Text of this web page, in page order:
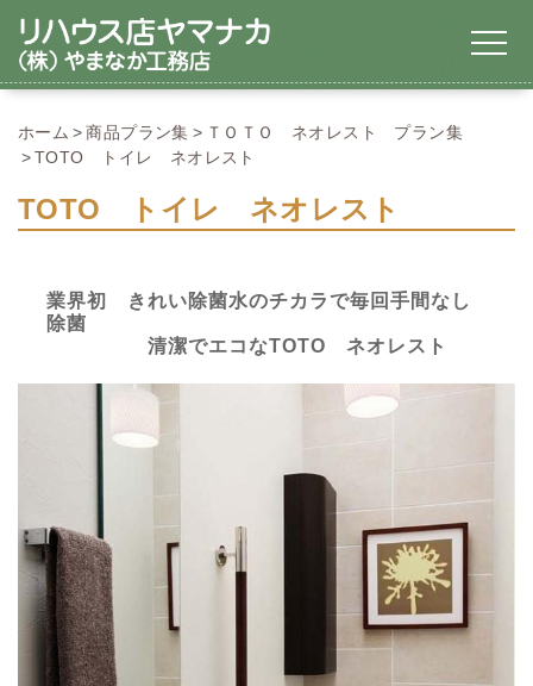
ホーム 商品プラン集
ＴＯＴＯ ネオレスト プラン集
TOTO トイレ ネオレスト
TOTO トイレ ネオレスト
業界初 きれい除菌水のチカラで毎回手間なし
除菌
清潔でエコなTOTO ネオレスト